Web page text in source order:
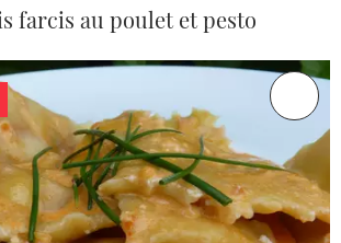
farcis au poulet et pesto